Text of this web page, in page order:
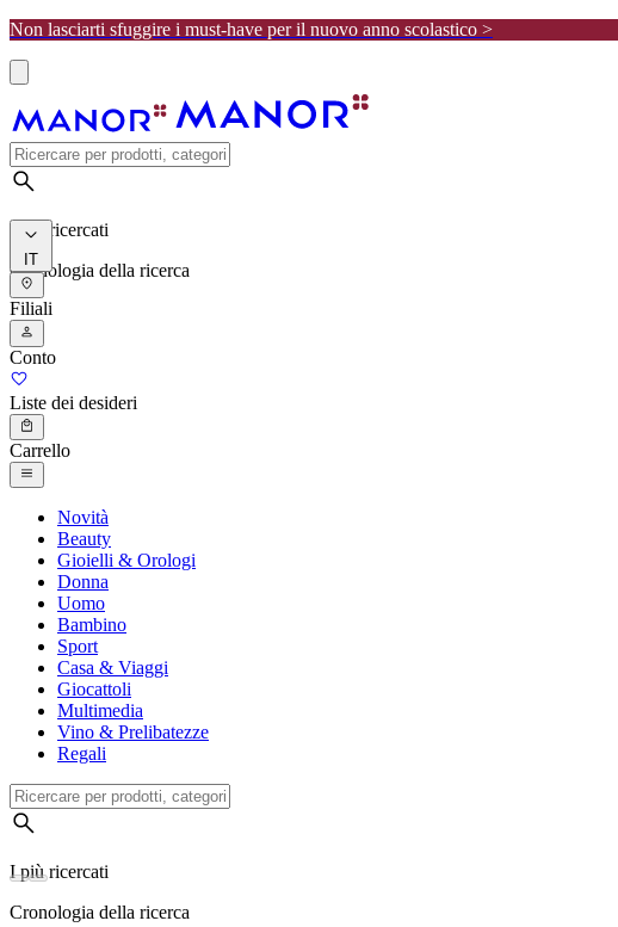
Non lasciarti sfuggire i must-have per il nuovo anno scolastico >
I più ricercati
Cronologia della ricerca
IT
Filiali
Conto
Liste dei desideri
Carrello
Novità
Beauty
Gioielli & Orologi
Donna
Uomo
Bambino
Sport
Casa & Viaggi
Giocattoli
Multimedia
Vino & Prelibatezze
Regali
I più ricercati
Cronologia della ricerca